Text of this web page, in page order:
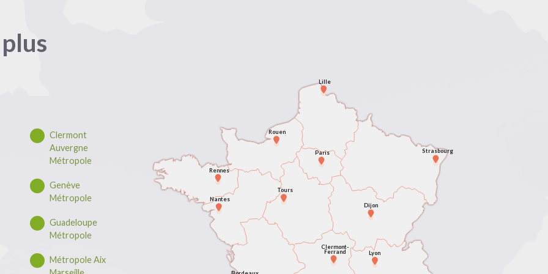
Clermont
Auvergne
Métropole
Genève
Métropole
Guadeloupe
Métropole
Métropole Aix
Strasbourg
Lille
Dijon
Lyon
Clermont-
Ferrand
Nantes
Rennes
Rouen
Tours
Paris